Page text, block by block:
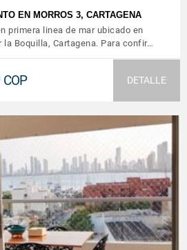
EN MORROS 3, CARTAGENA
primera linea de mar ubicado en
Boquilla, Cartagena. Para confir…
COP DETALLE
VER DETALLES